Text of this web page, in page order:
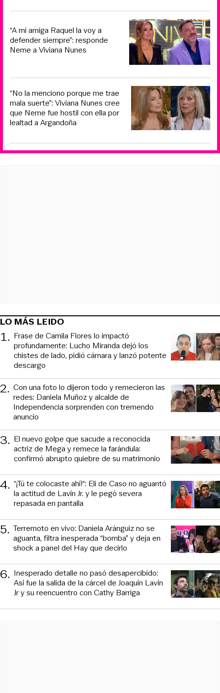
“A mi amiga Raquel la voy a
defender siempre”: responde
Neme a Viviana Nunes
“No la menciono porque me trae
mala suerte”: Viviana Nunes cree
que Neme fue hostil con ella por
lealtad a Argandoña
LO MÁS LEIDO
1. Frase de Camila Flores lo impactó
profundamente: Lucho Miranda dejó los
chistes de lado, pidió cámara y lanzó potente
descargo
2. Con una foto lo dijeron todo y remecieron las
redes: Daniela Muñoz y alcalde de
Independencia sorprenden con tremendo
anuncio
3. El nuevo golpe que sacude a reconocida
actriz de Mega y remece la farándula:
confirmó abrupto quiebre de su matrimonio
4. “¡Tú te colocaste ahí!“: Eli de Caso no aguantó
la actitud de Lavín Jr. y le pegó severa
repasada en pantalla
5. Terremoto en vivo: Daniela Aránguiz no se
aguanta, filtra inesperada “bomba” y deja en
shock a panel del Hay que decirlo
6. Inesperado detalle no pasó desapercibido:
Así fue la salida de la cárcel de Joaquín Lavín
Jr y su reencuentro con Cathy Barriga